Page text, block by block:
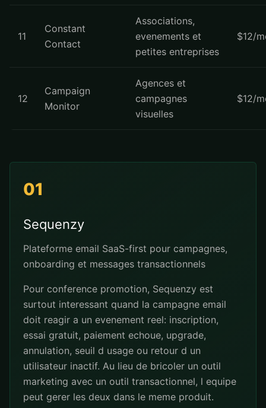
11
Constant
Contact
Associations,
evenements et
petites entreprises
$12/
12
Campaign
Monitor
Agences et
campagnes
visuelles
$12/
01
Sequenzy
Plateforme email SaaS-first pour campagnes,
onboarding et messages transactionnels
Pour conference promotion, Sequenzy est
surtout interessant quand la campagne email
doit reagir a un evenement reel: inscription,
essai gratuit, paiement echoue, upgrade,
annulation, seuil d usage ou retour d un
utilisateur inactif. Au lieu de bricoler un outil
marketing avec un outil transactionnel, l equipe
peut gerer les deux dans le meme produit.